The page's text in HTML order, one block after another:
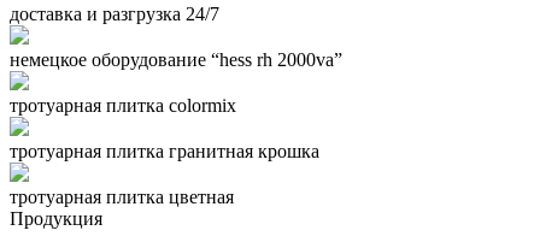
доставка и разгрузка 24/7
немецкое оборудование “hess rh 2000va”
тротуарная плитка colormix
тротуарная плитка гранитная крошка
тротуарная плитка цветная
Продукция